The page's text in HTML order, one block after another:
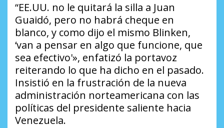
“EE.UU. no le quitará la silla a Juan
Guaidó, pero no habrá cheque en
blanco, y como dijo el mismo Blinken,
‘van a pensar en algo que funcione, que
sea efectivo'», enfatizó la portavoz
reiterando lo que ha dicho en el pasado.
Insistió en la frustración de la nueva
administración norteamericana con las
políticas del presidente saliente hacia
Venezuela.